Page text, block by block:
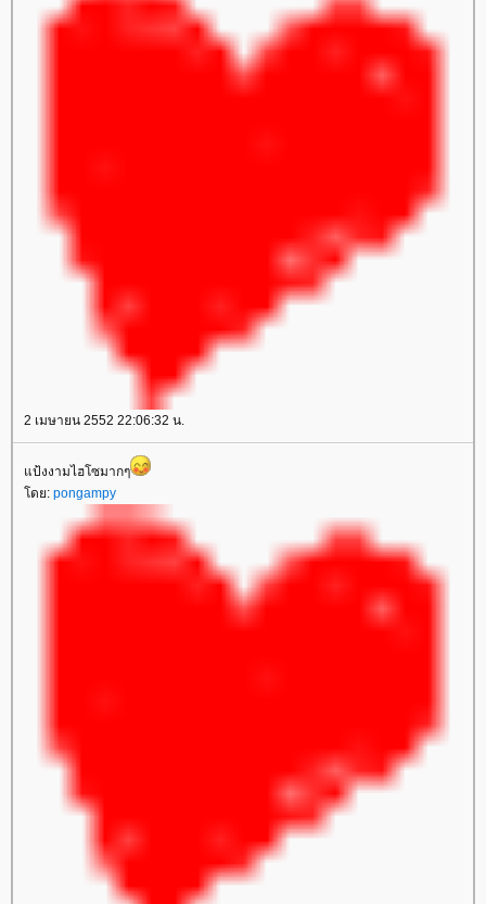
2 เมษายน 2552 22:06:32 น.
ป้งงามไฮโซมากๆ
ดย: pongampy